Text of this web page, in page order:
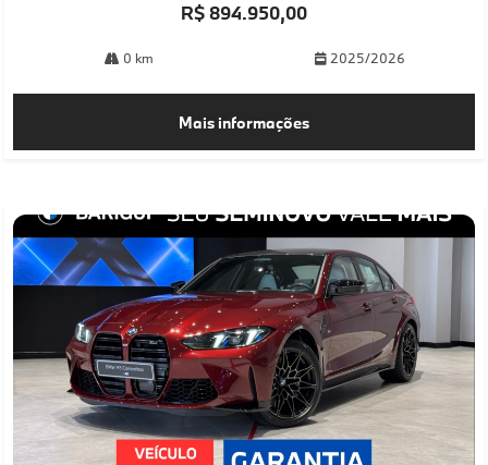
R$ 894.950,00
0 km 2025/2026
Mais informações